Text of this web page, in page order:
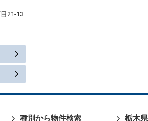
21-13
種別から物件検索 栃木